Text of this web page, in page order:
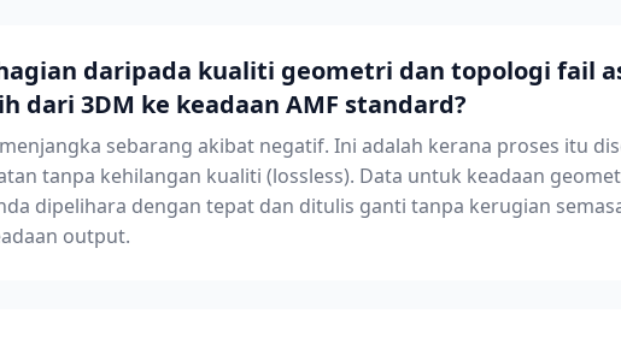
daripada kualiti geometri dan topologi fail
dari 3DM ke keadaan AMF standard?
sebarang akibat negatif. Ini adalah kerana proses itu
tanpa kehilangan kualiti (lossless). Data untuk keadaan
dipelihara dengan tepat dan ditulis ganti tanpa kerugian
output.